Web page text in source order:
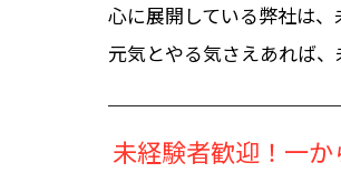
心に展開している弊社は、
元気とやる気さえあれば
未経験者歓迎！一